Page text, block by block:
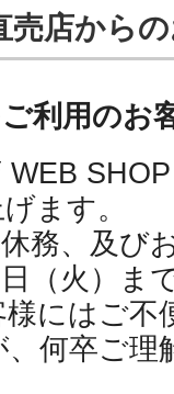
売店から
利用のお
ます。
務、及び
（火）ま
にはご不
何卒ご理